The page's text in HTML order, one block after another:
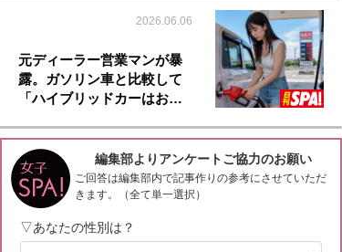
2026.06.06
元ディーラー営業マンが暴
露。ガソリン車と比較して
「ハイブリッドカーはお…